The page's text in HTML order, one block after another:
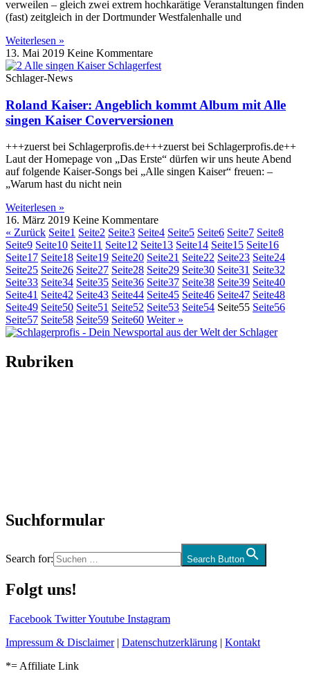
verweilen – gleich zwei extrem hochkarätige Veranstaltungen finden
(fast) zeitgleich in der Dortmunder Westfalenhalle und
Weiterlesen »
13. Mai 2019 Keine Kommentare
Schlager-News
Roland Kaiser: Angeblich kommt Album mit Alle
singen Kaiser Coverversionen
+++zuerst bei Schlagerprofis.de+++zuerst bei Schlagerprofis.de++
Laut der Homepage von „Das Erste“ dürfen wir uns heute Abend
auf folgende Kaiser-Songs bei „Alle singen Kaiser“ freuen: –
„Warum hast du nicht nein
Weiterlesen »
16. März 2019 Keine Kommentare
« Zurück Seite1 Seite2 Seite3 Seite4 Seite5 Seite6 Seite7 Seite8
Seite9 Seite10 Seite11 Seite12 Seite13 Seite14 Seite15 Seite16
Seite17 Seite18 Seite19 Seite20 Seite21 Seite22 Seite23 Seite24
Seite25 Seite26 Seite27 Seite28 Seite29 Seite30 Seite31 Seite32
Seite33 Seite34 Seite35 Seite36 Seite37 Seite38 Seite39 Seite40
Seite41 Seite42 Seite43 Seite44 Seite45 Seite46 Seite47 Seite48
Seite49 Seite50 Seite51 Seite52 Seite53 Seite54 Seite55 Seite56
Seite57 Seite58 Seite59 Seite60 Weiter »
Rubriken
Suchformular
Search for: Search Button
Folgt uns!
Facebook TwitterYoutube Instagram
Impressum & Disclaimer| Datenschutzerklärung | Kontakt
*= Affiliate Link